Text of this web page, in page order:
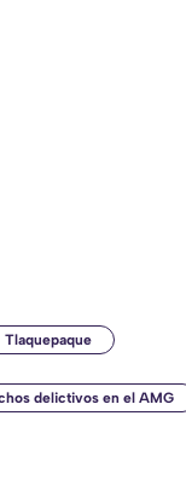
Tlaquepaque
delictivos en el AMG